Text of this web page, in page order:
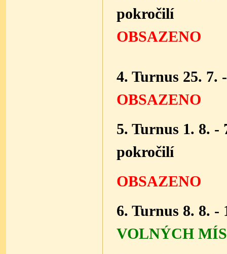
pokročilí
OBSAZENO
4. Turnus 25. 7.
OBSAZENO
5. Turnus 1. 8. -
pokročilí
OBSAZENO
6. Turnus 8. 8.
VOLNÝCH